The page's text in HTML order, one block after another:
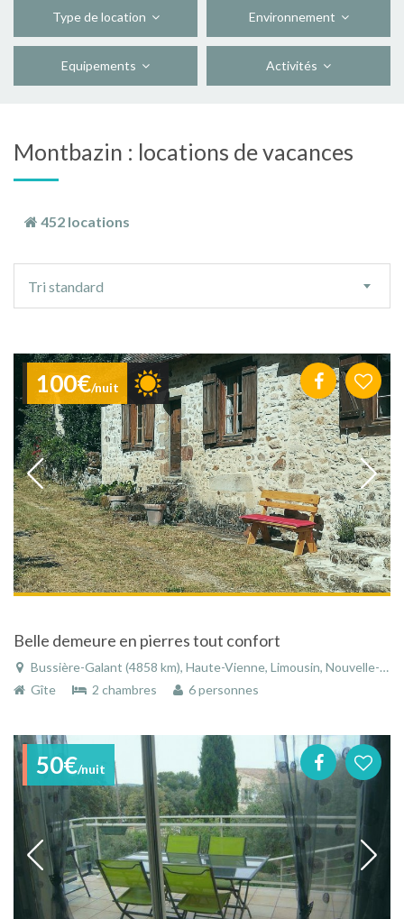
Type de location Environnement
Equipements Activités
Montbazin : locations de vacances
452 locations
tri
Tri standard
100€/nuit
Belle demeure en pierres tout confort
Bussière-Galant (4858 km), Haute-Vienne, Limousin, Nouvelle-Aquitaine, France
Gîte
2 chambres 6 personnes
50€/nuit